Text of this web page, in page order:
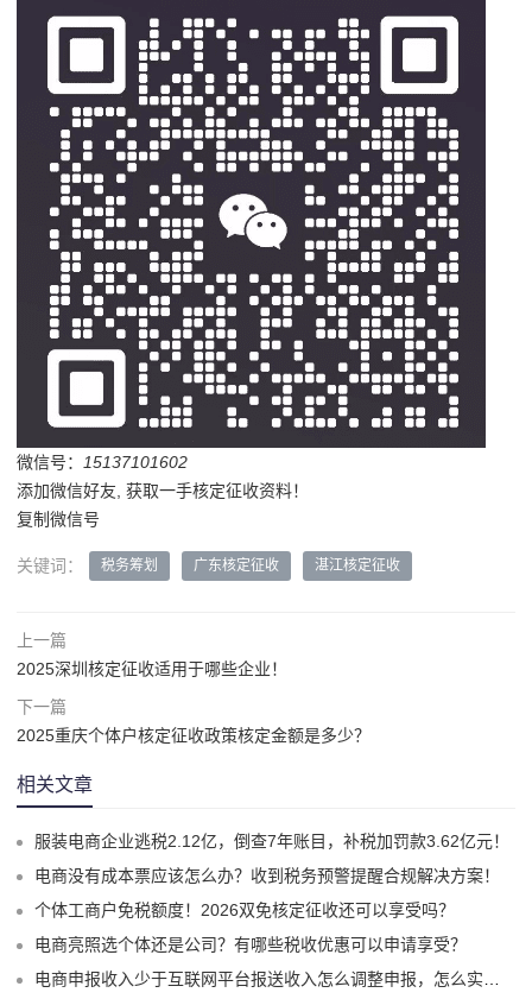
微信号： 15137101602
添加微信好友, 获取一手核定征收资料！
复制微信号
关键词： 税务筹划 广东核定征收 湛江核定征收
上一篇
2025深圳核定征收适用于哪些企业！
下一篇
2025重庆个体户核定征收政策核定金额是多少？
相关文章
服装电商企业逃税2.12亿，倒查7年账目，补税加罚款3.62亿元！
电商没有成本票应该怎么办？收到税务预警提醒合规解决方案！
个体工商户免税额度！2026双免核定征收还可以享受吗？
电商亮照选个体还是公司？有哪些税收优惠可以申请享受？
电商申报收入少于互联网平台报送收入怎么调整申报，怎么实现合规申报享受税收优惠！